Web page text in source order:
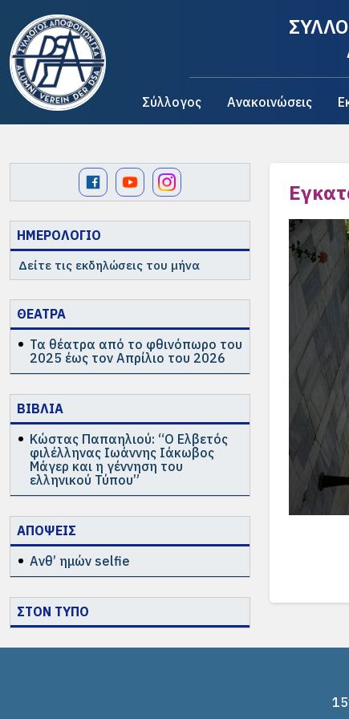
Σύλλογος Ανακοινώσεις
ΗΜΕΡΟΛΟΓΙΟ
Δείτε τις εκδηλώσεις του μήνα
ΘΕΑΤΡΑ
Τα θέατρα από το φθινόπωρο του
2025 έως τον Απρίλιο του 2026
ΒΙΒΛΙΑ
Κώστας Παπαηλιού: “Ο Ελβετός
φιλέλληνας Ιωάννης Ιάκωβος
Μάγερ και η γέννηση του
ελληνικού Τύπου”
ΑΠΟΨΕΙΣ
Ανθ’ ημών selfie
ΣΤΟΝ ΤΥΠΟ